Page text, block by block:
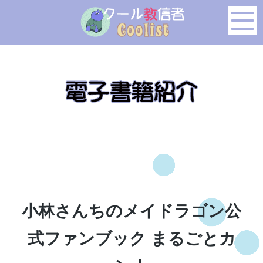
小林さんちのメイドラゴン公
式ファンブック まるごとカ